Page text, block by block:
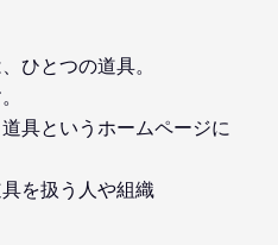
ひとつの道具。
具というホームページに
を扱う人や組織